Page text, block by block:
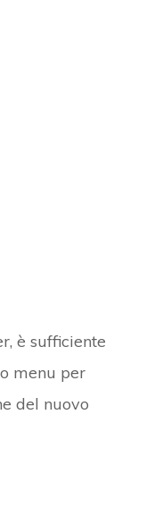
è sufficiente
menu per
del nuovo